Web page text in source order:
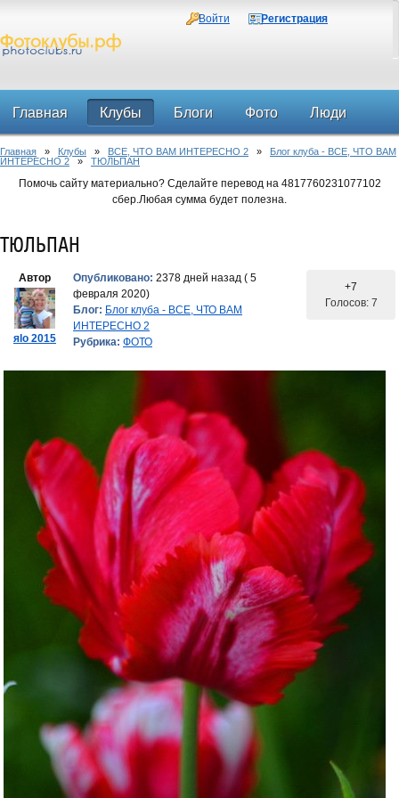
Войти Регистрация
Главная Клубы Блоги Фото Люди
Форум
Главная » Клубы » ВСЕ, ЧТО ВАМ ИНТЕРЕСНО 2 » Блог клуба - ВСЕ, ЧТО ВАМ
ИНТЕРЕСНО 2 » ТЮЛЬПАН
Помочь сайту материально? Сделайте перевод на 4817760231077102
сбер.Любая сумма будет полезна.
ТЮЛЬПАН
Автор
яlo 2015
Опубликовано: 2378 дней назад ( 5
февраля 2020)
Блог: Блог клуба - ВСЕ, ЧТО ВАМ
ИНТЕРЕСНО 2
Рубрика: ФОТО
+7
Голосов: 7